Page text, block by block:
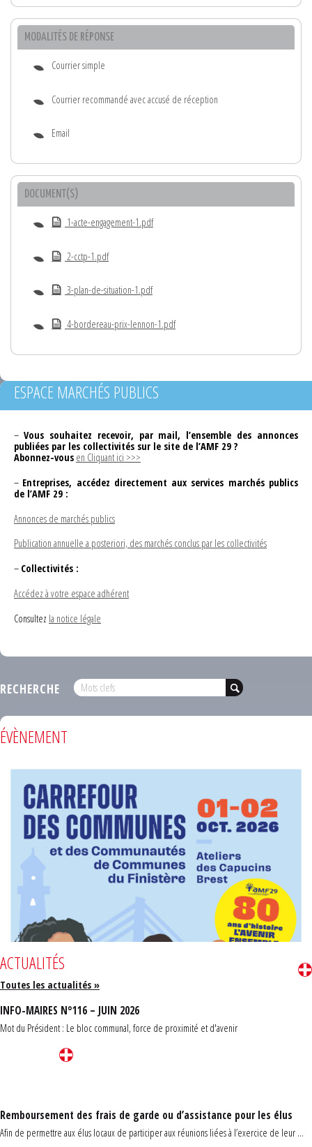
MODALITÉS DE RÉPONSE
Courrier simple
Courrier recommandé avec accusé de réception
Email
DOCUMENT(S)
1-acte-engagement-1.pdf
2-cctp-1.pdf
3-plan-de-situation-1.pdf
4-bordereau-prix-lennon-1.pdf
ESPACE MARCHÉS PUBLICS
– Vous souhaitez recevoir, par mail, l’ensemble des annonces
publiées par les collectivités sur le site de l’AMF 29 ?
Abonnez-vous en Cliquant ici >>>
– Entreprises, accédez directement aux services marchés publics
de l’AMF 29 :
Annonces de marchés publics
Publication annuelle a posteriori, des marchés conclus par les collectivités
– Collectivités :
Accédez à votre espace adhérent
Consultez la notice légale
RECHERCHE
ÉVÈNEMENT
ACTUALITÉS
Toutes les actualités »
INFO-MAIRES N°116 – JUIN 2026
Mot du Président : Le bloc communal, force de proximité et d'avenir
Remboursement des frais de garde ou d’assistance pour les élus
Afin de permettre aux élus locaux de participer aux réunions liées à l’exercice de leur ...